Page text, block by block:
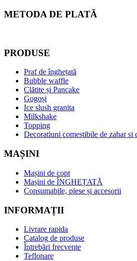
METODA DE PLATĂ
PRODUSE
Praf de înghețată
Bubble waffle
Clătite și Pancake
Gogoși
Ice slush granita
Milkshake
Topping
Decoratiuni comestibile de zahar si
MAȘINI
Mașini de copt
Mașini de ÎNGHEȚATĂ
Consumabile, piese și accesorii
INFORMAȚII
Livrare rapida
Catalog de produse
Întrebări frecvente
Teflonare